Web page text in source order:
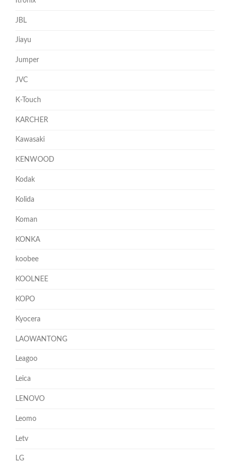
JBL
Jiayu
Jumper
JVC
K-Touch
KARCHER
Kawasaki
KENWOOD
Kodak
Kolida
Koman
KONKA
koobee
KOOLNEE
KOPO
Kyocera
LAOWANTONG
Leagoo
Leica
LENOVO
Leomo
Letv
LG